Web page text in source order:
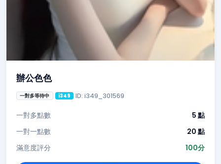
辦公色色
一對多等待中 i349 ID: i349_301569
一對多點數
5 點
一對一點數
20 點
滿意度評分
100分